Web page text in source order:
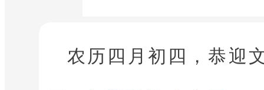
农历四月初四，恭迎